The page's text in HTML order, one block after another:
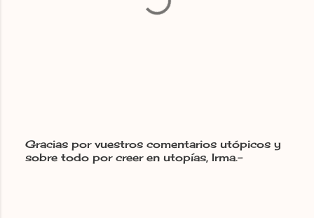
P
Gracias por vuestros comentarios utópicos y
sobre todo por creer en utopías, Irma.-